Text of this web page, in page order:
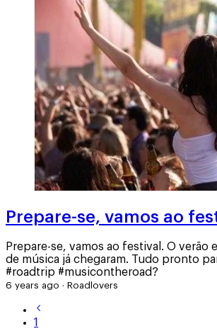
Prepare-se, vamos ao
Prepare-se, vamos ao festival. O verão
de música já chegaram. Tudo pronto
#roadtrip #musicontheroad?
6 years ago · Roadlovers
1